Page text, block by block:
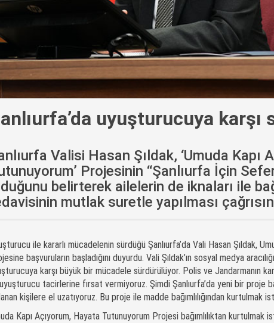
uyuşturucuya karşı
Valisi Hasan Şıldak, ‘Umuda Kapı
Projesinin “Şanlıurfa İçin
belirterek ailelerin de iknaları ile
mutlak suretle yapılması
ile kararlı mücadelenin sürdüğü Şanlıurfa’da Vali Hasan Şıldak,
başvuruların başladığını duyurdu. Vali Şıldak’ın sosyal medya
karşı büyük bir mücadele sürdürülüyor. Polis ve Jandarmanın
tacirlerine fırsat vermiyoruz. Şimdi Şanlıurfa’da yeni bir proje
kişilere el uzatıyoruz. Bu proje ile madde bağımlılığından kurtulmak
Kapı Açıyorum, Hayata Tutunuyorum Projesi bağımlılıktan